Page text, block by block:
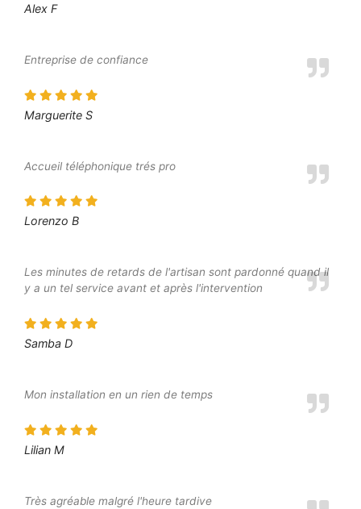
Alex F
Entreprise de confiance
Marguerite S
Accueil téléphonique trés pro
Lorenzo B
Les minutes de retards de l'artisan sont pardonné quand il
y a un tel service avant et après l'intervention
Samba D
Mon installation en un rien de temps
Lilian M
Très agréable malgré l'heure tardive